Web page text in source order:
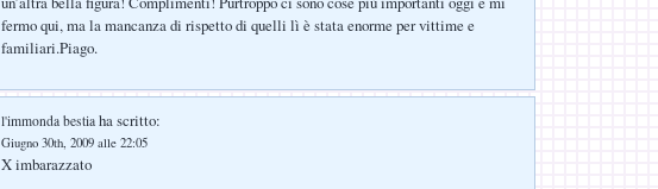
fermo qui, ma la mancanza di rispetto di quelli lì è stata enorme per vittime e
familiari.Piago.
l'immonda bestia ha scritto:
Giugno 30th, 2009 alle 22:05
X imbarazzato